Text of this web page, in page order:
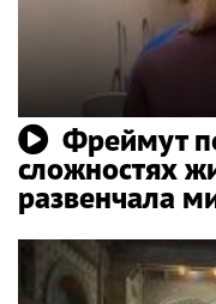
Фреймут
сложностях
развенчала